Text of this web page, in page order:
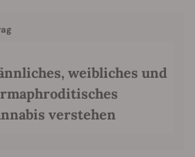
weibliches und
verstehen